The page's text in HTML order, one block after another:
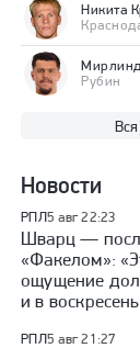
Никита
Рубин
Вся
Новости
РПЛ5 авг 22:23
Шварц —
«Факелом»:
ощущение
и в
РПЛ5 авг 21:27